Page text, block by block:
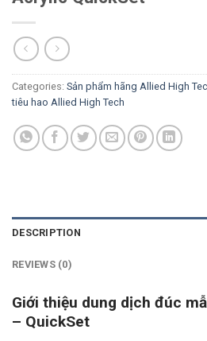
Categories: Sản phẩm hãng Allied High
tiêu hao Allied High Tech
DESCRIPTION
REVIEWS (0)
Giới thiệu dung dịch đúc
– QuickSet